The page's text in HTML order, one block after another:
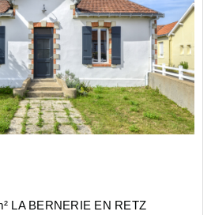
LA BERNERIE EN RETZ